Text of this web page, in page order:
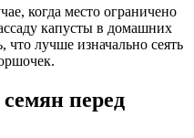
когда место ограничено
капусты в домашних
что лучше изначально сеять
перед